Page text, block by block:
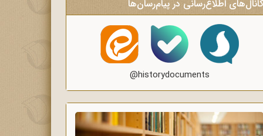
اطلاع‌رسانی در پیام‌رسان‌ها
@historydocuments